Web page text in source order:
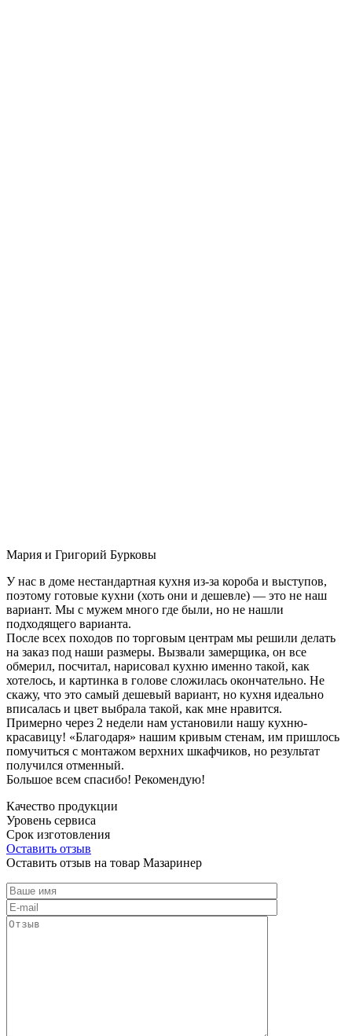
Мария и Григорий Бурковы
У нас в доме нестандартная кухня из-за короба и выступов,
поэтому готовые кухни (хоть они и дешевле) — это не наш
вариант. Мы с мужем много где были, но не нашли
подходящего варианта.
После всех походов по торговым центрам мы решили делать
на заказ под наши размеры. Вызвали замерщика, он все
обмерил, посчитал, нарисовал кухню именно такой, как
хотелось, и картинка в голове сложилась окончательно. Не
скажу, что это самый дешевый вариант, но кухня идеально
вписалась и цвет выбрала такой, как мне нравится.
Примерно через 2 недели нам установили нашу кухню-
красавицу! «Благодаря» нашим кривым стенам, им пришлось
помучиться с монтажом верхних шкафчиков, но результат
получился отменный.
Большое всем спасибо! Рекомендую!
Качество продукции
Уровень сервиса
Срок изготовления
Оставить отзыв
Оставить отзыв на товар Мазаринер